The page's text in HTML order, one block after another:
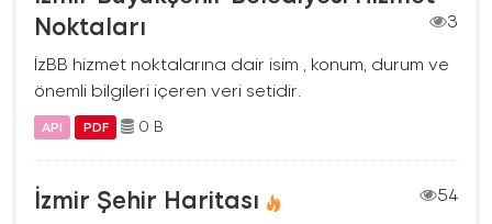
Noktaları
3
İzBB hizmet noktalarına dair isim , konum, durum ve
önemli bilgileri içeren veri setidir.
API PDF 0 B
İzmir Şehir Haritası
54